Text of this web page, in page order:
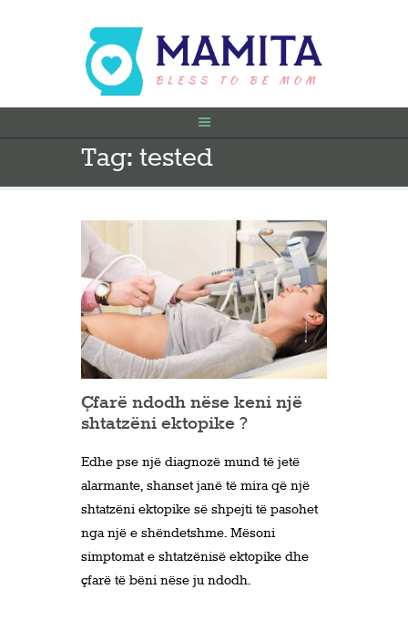
Tag: tested
FILLIMI
PARA SHTATËZANIE
VITI I PARË
KONTAKT
Çfarë ndodh nëse keni një
shtatzëni ektopike ?
Edhe pse një diagnozë mund të jetë
alarmante, shanset janë të mira që një
shtatzëni ektopike së shpejti të pasohet
nga një e shëndetshme. Mësoni
simptomat e shtatzënisë ektopike dhe
çfarë të bëni nëse ju ndodh.